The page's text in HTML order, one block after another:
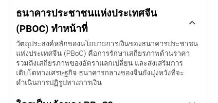
ธนาคารประชาชนแห่งประเทศจีน
(PBOC) ทำหน้าที่
วัตถุประสงค์หลักของนโยบายการเงินของธนาคารประชาชน
แห่งประเทศจีน (PBoC) คือการรักษาเสถียรภาพด้านราคา
รวมถึงเสถียรภาพของอัตราแลกเปลี่ยน และส่งเสริมการ
เติบโตทางเศรษฐกิจ ธนาคารกลางของจีนยังมุ่งหวังที่จะ
ดำเนินการปฏิรูปทางการเงิน